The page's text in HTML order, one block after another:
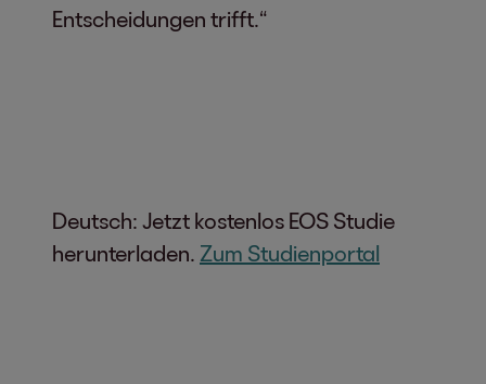
Entscheidungen trifft.“
Deutsch: Jetzt kostenlos EOS Studie
herunterladen. Zum Studienportal